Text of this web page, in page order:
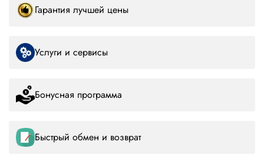
Гарантия лучшей цены
Услуги и сервисы
Бонусная программа
Быстрый обмен и возврат